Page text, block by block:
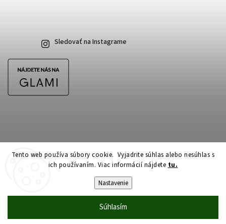
Tento web používa súbory cookie. Vyjadrite súhlas alebo nesúhlas s
ich používaním. Viac informácií nájdete tu.
Nastavenie
Súhlasím
Sledovať na Instagrame
Copyright 2026CubeSkateshop.sk. Všetky práva vyhradené.
Upraviť nastavenie cookies
Shoptet| Design